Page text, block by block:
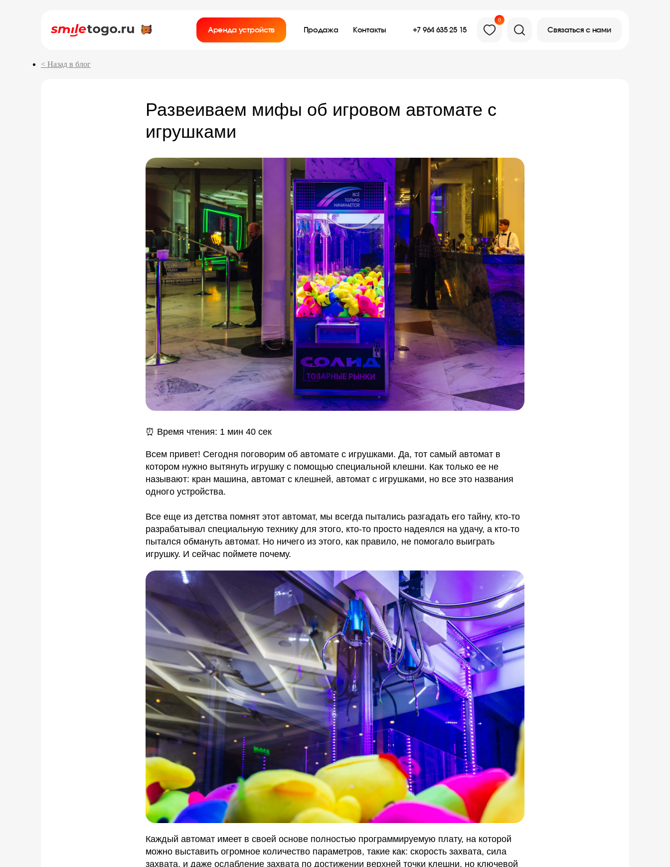
Контакты
Продажа Связаться с нами
Аренда устройств
0
+7 964 635 25 15
< Назад в блог
Развеиваем мифы об игровом автомате с
игрушками
⏰ Время чтения: 1 мин 40 сек
Всем привет! Сегодня поговорим об автомате с игрушками. Да, тот самый автомат в
котором нужно вытянуть игрушку с помощью специальной клешни. Как только ее не
называют: кран машина, автомат с клешней, автомат с игрушками, но все это названия
одного устройства.
Все еще из детства помнят этот автомат, мы всегда пытались разгадать его тайну, кто-то
разрабатывал специальную технику для этого, кто-то просто надеялся на удачу, а кто-то
пытался обмануть автомат. Но ничего из этого, как правило, не помогало выиграть
игрушку. И сейчас поймете почему.
Каждый автомат имеет в своей основе полностью программируемую плату, на которой
можно выставить огромное количество параметров, такие как: скорость захвата, сила
захвата, и даже ослабление захвата по достижении верхней точки клешни, но ключевой